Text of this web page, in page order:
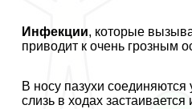
Инфекции, которые
приводит к очень грозным
В носу пазухи
слизь в ходах